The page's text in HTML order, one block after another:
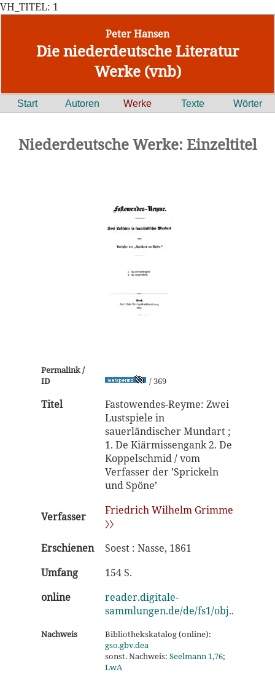
VH_TITEL: 1
Peter Hansen
Die niederdeutsche Literatur
Werke (vnb)
Start Autoren Werke Texte Wörter
Niederdeutsche Werke: Einzeltitel
Permalink /
ID
/ 369
Titel
Fastowendes-Reyme: Zwei
Lustspiele in
sauerländischer Mundart ;
1. De Kiärmissengank 2. De
Koppelschmid / vom
Verfasser der ’Sprickeln
und Spöne’
Verfasser
Friedrich Wilhelm Grimme
〉〉
Erschienen
Soest : Nasse, 1861
Umfang
154 S.
online
reader.digitale-
sammlungen.de/de/fs1/obj..
Nachweis
Bibliothekskatalog (online):
gso.gbv.dea
sonst. Nachweis: Seelmann 1,76;
LwA